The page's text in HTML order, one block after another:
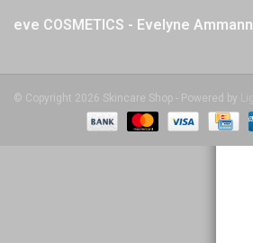
eve COSMETICS - Evelyne Ammann
© Copyright 2026 Skincare Shop - Powered by